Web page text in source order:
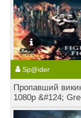
Sp@ider
Пропавший
1080p &#124;